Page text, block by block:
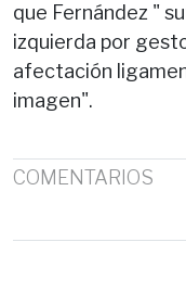
que Fernández "
izquierda por
afectación
imagen".
COMENTARIOS